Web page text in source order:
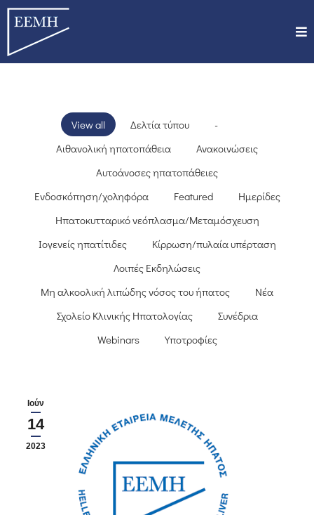
View all Δελτία τύπου
-
Αιθανολική ηπατοπάθεια
Ανακοινώσεις
Αυτοάνοσες ηπατοπάθειες
Ενδοσκόπηση/χοληφόρα
Featured
Ημερίδες
Ηπατοκυτταρικό νεόπλασμα/Μεταμόσχευση
Ιογενείς ηπατίτιδες
Κίρρωση/πυλαία υπέρταση
Λοιπές Εκδηλώσεις
Μη αλκοολική λιπώδης νόσος του ήπατος
Νέα
Σχολείο Κλινικής Ηπατολογίας
Συνέδρια
Webinars
Υποτροφίες
Ιούν
14
2023